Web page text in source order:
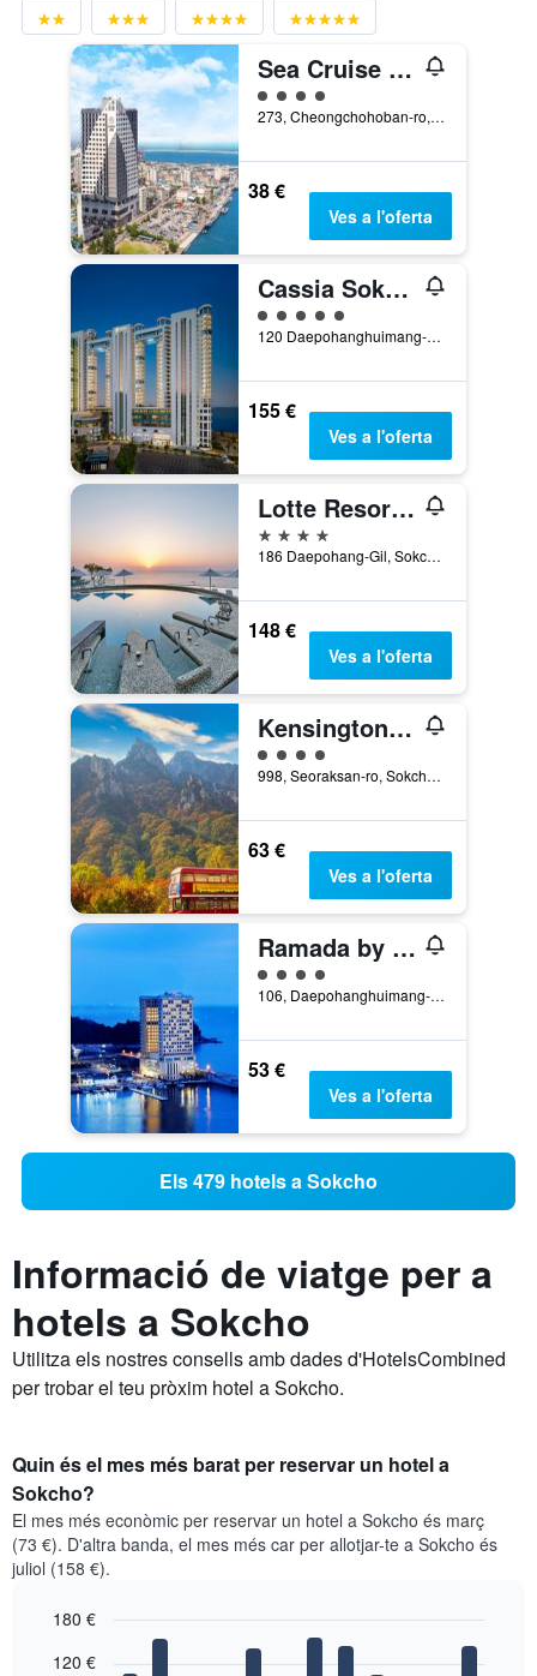
Sea Cruise Hotel
Categoria 4
273, Cheongchohoban-ro, Sokcho, Corea del Sud
38 €
Ves a l'oferta
Cassia Sokcho
Categoria 5
120 Daepohanghuimang-Gil, Sokcho, Corea del Sud
155 €
Ves a l'oferta
Lotte Resort Sokcho
4 estrelles
186 Daepohang-Gil, Sokcho, Corea del Sud
148 €
Ves a l'oferta
KensingtonHotel Seorak
Categoria 4
998, Seoraksan-ro, Sokcho, Corea del Sud
63 €
Ves a l'oferta
Ramada by Wyndham Gangwon Sokcho
Categoria 4
106, Daepohanghuimang-Gil, Sokcho, Corea del Sud
53 €
Ves a l'oferta
Els 479 hotels a Sokcho
Informació de viatge per a
hotels a Sokcho
Utilitza els nostres consells amb dades d'HotelsCombined
per trobar el teu pròxim hotel a Sokcho.
Quin és el mes més barat per reservar un hotel a
Sokcho?
El mes més econòmic per reservar un hotel a Sokcho és març
(73 €). D'altra banda, el mes més car per allotjar-te a Sokcho és
juliol (158 €).
chart
graphic.
120 €
180 €